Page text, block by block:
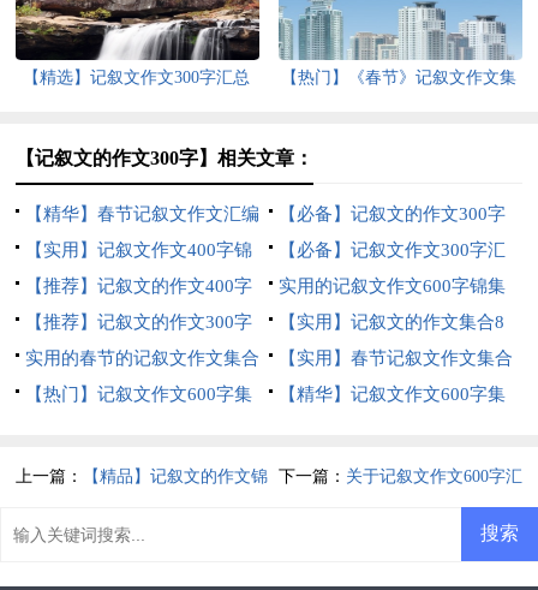
【精选】记叙文作文300字汇总
【热门】《春节》记叙文作文集
【记叙文的作文300字】相关文章：
【精华】春节记叙文作文汇编
十篇
【必备】记叙文的作文300字
汇总5篇
【实用】记叙文作文400字锦
集七篇
【必备】记叙文作文300字汇
编八篇
【推荐】记叙文的作文400字
汇总十篇
实用的记叙文作文600字锦集
六篇
【推荐】记叙文的作文300字
集合7篇
【实用】记叙文的作文集合8
篇
实用的春节的记叙文作文集合
七篇
【实用】春节记叙文作文集合
九篇
【热门】记叙文作文600字集
【精华】记叙文作文600字集
上一篇： 【精品】记叙文的作文锦 下一篇： 关于记叙文作文600字汇